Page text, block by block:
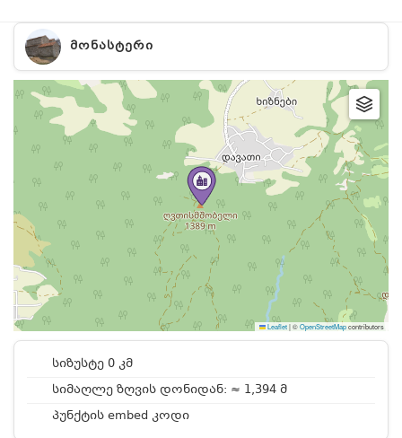
ᲛᲝᲜᲐᲡᲢᲔᲠᲘ
Leaflet|©OpenStreetMapcontributors
სიზუსტე 0 კმ
სიმაღლე ზღვის დონიდან: ≈ 1,394 მ
პუნქტის embed კოდი